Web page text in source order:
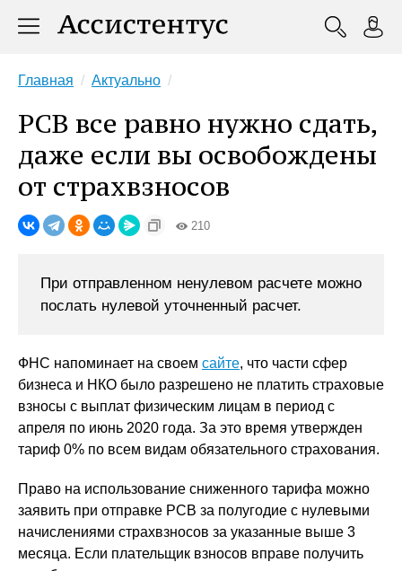
Главная Актуально
РСВ все равно нужно сдать,
даже если вы освобождены
от страхвзносов
210
При отправленном ненулевом расчете можно
послать нулевой уточненный расчет.
ФНС напоминает на своем сайте, что части сфер
бизнеса и НКО было разрешено не платить страховые
взносы с выплат физическим лицам в период с
апреля по июнь 2020 года. За это время утвержден
тариф 0% по всем видам обязательного страхования.
Право на использование сниженного тарифа можно
заявить при отправке РСВ за полугодие с нулевыми
начислениями страхвзносов за указанные выше 3
месяца. Если плательщик взносов вправе получить